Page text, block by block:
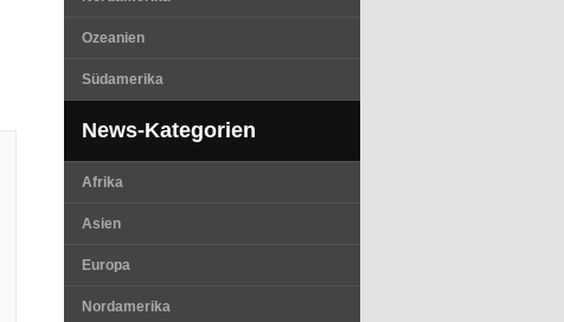
Ozeanien
Südamerika
News-Kategorien
Afrika
Asien
Europa
Nordamerika